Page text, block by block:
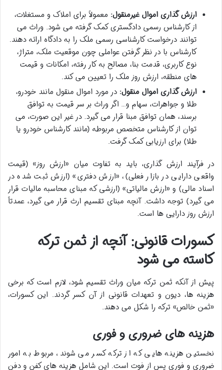
ارزش گذاری اموال غیرمنقول: معمولاً برای املاک و مستغلات،
از کارشناس رسمی دادگستری کمک گرفته می شود. وراث می
توانند درخواست کارشناسی رسمی ملک را به دادگاه ارائه دهند.
کارشناس با در نظر گرفتن عواملی چون موقعیت ملک، متراژ،
نوع کاربری، قدمت بنا، مصالح به کار رفته، امکانات و قیمت
های منطقه، ارزش روز ملک را تعیین می کند.
ارزش گذاری اموال منقول: در مورد اموال منقول مانند خودرو،
طلا و جواهرات، سهام و… اگر وراث بر سر قیمت به توافق
برسند، همان توافق مبنا قرار می گیرد. در غیر این صورت، می
توان از کارشناس متخصص مربوطه (مانند کارشناس خودرو یا
طلا) برای ارزیابی کمک گرفت.
در فرآیند ارزش گذاری، باید به تفاوت میان «ارزش روز» (قیمت
واقعی دارایی در بازار فعلی)، «ارزش دفتری» (ارزش ثبت شده در
اسناد مالی) و «ارزش مالیاتی» (ارزشی که مبنای محاسبه مالیات قرار
می گیرد) توجه داشت. آنچه مبنای تقسیم ارث قرار می گیرد، عمدتاً
ارزش روز دارایی ها است.
کسورات قانونی: آنچه از ثمن ترکه
کاسته می شود
پیش از آنکه ثمن ترکه میان وراث تقسیم شود، لازم است که برخی
هزینه ها، دیون و تعهدات قانونی از آن کسر گردند. این کسورات،
«ثمن خالص» ترکه را شکل می دهند.
هزینه های ضروری و فوری
نخستین هزینه هایی که از ترکه کسر می شوند، مربوط به امور
ضروری و فوری پس از فوت است. این شامل هزینه های کفن و دفن